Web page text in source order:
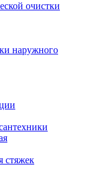
очистки
наружного
стяжек